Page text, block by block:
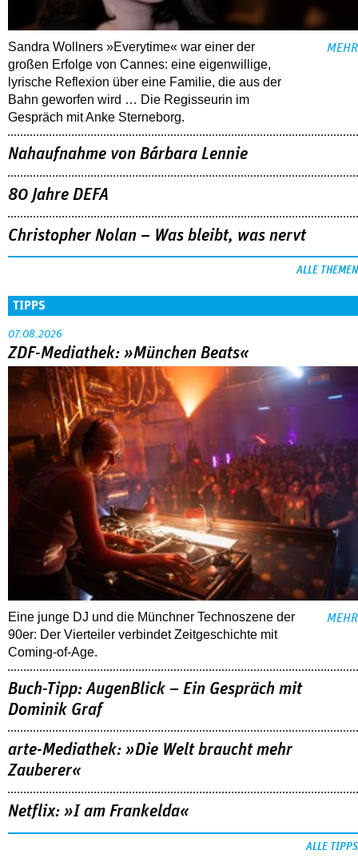
Sandra Wollners »Everytime« war einer der
großen Erfolge von Cannes: eine eigenwillige,
lyrische Reflexion über eine ­Familie, die aus der
Bahn geworfen wird … Die Regisseurin im
Gespräch mit Anke Sterneborg.
MEHR
Nahaufnahme von Bárbara Lennie
80 Jahre DEFA
Christopher Nolan – Was bleibt, was nervt
ALLE THEMEN
TIPPS
07.08.2026
ZDF-Mediathek: »München Beats«
Eine junge DJ und die Münchner Technoszene der
90er: Der Vierteiler verbindet Zeitgeschichte mit
Coming-of-Age.
MEHR
Buch-Tipp: AugenBlick – Ein Gespräch mit
Dominik Graf
arte-Mediathek: »Die Welt braucht mehr
Zauberer«
Netflix: »I am Frankelda«
ALLE TIPPS